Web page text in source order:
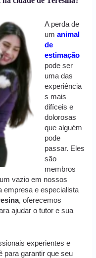
A perda de
umanimal
de
estimação
pode ser
uma das
experiência
s mais
difíceis e
dolorosas
que alguém
pode
passar. Eles
são
membros
vazio em nossos
empresa e especialista
, oferecemos
ajudar o tutor e sua
experientes e
para garantir que seu